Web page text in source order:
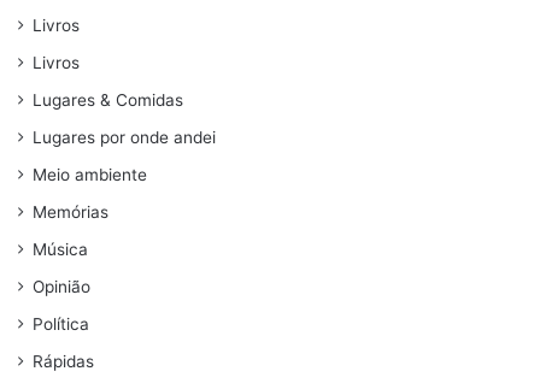
Livros
Livros
Lugares & Comidas
Lugares por onde andei
Meio ambiente
Memórias
Música
Opinião
Política
Rápidas